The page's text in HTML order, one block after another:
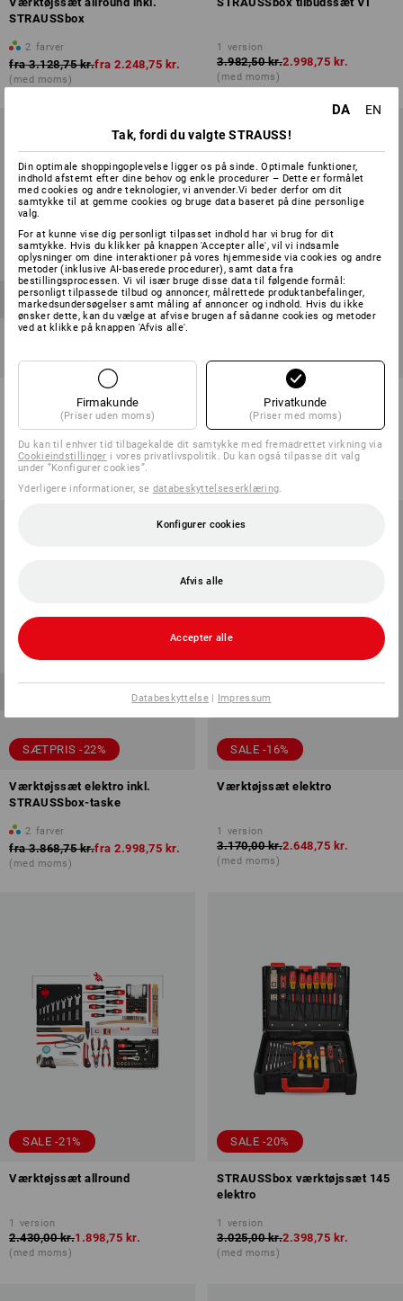
STRAUSSbox
2 farver
fra 3.128,75 kr.fra 2.248,75 kr.
(med moms)
1 version
3.982,50 kr.2.998,75 kr.
(med moms)
SÆTPRIS -20%
Værktøjssæt allround Profi
inkl. værktøjskuffert
udførelser
fra 4.625,00 kr.fra 3.698,75 kr.
(med moms)
SÆTPRIS -18%
Ratch-Tech-sæt, med
omskifter i STbox 145 midi+
1 version
fra 3.077,50 kr.fra 2.498,75 kr.
SÆTPRIS -22%
Værktøjssæt elektro inkl.
STRAUSSbox-taske
2 farver
fra 3.868,75 kr.fra 2.998,75 kr.
(med moms)
SALE -16%
Værktøjssæt elektro
1 version
3.170,00 kr.2.648,75 kr.
(med moms)
SALE -21%
Værktøjssæt allround
1 version
2.430,00 kr.1.898,75 kr.
(med moms)
SALE -20%
STRAUSSbox værktøjssæt 145
elektro
1 version
3.025,00 kr.2.398,75 kr.
(med moms)
DA
EN
Tak, fordi du valgte STRAUSS!
Din optimale shoppingoplevelse ligger os på sinde. Optimale funktioner,
indhold afstemt efter dine behov og enkle procedurer – Dette er formålet
med cookies og andre teknologier, vi anvender.Vi beder derfor om dit
samtykke til at gemme cookies og bruge data baseret på dine personlige
valg.
For at kunne vise dig personligt tilpasset indhold har vi brug for dit
samtykke. Hvis du klikker på knappen 'Accepter alle', vil vi indsamle
oplysninger om dine interaktioner på vores hjemmeside via cookies og andre
metoder (inklusive AI-baserede procedurer), samt data fra
bestillingsprocessen. Vi vil især bruge disse data til følgende formål:
personligt tilpassede tilbud og annoncer, målrettede produktanbefalinger,
markedsundersøgelser samt måling af annoncer og indhold. Hvis du ikke
ønsker dette, kan du vælge at afvise brugen af sådanne cookies og metoder
ved at klikke på knappen 'Afvis alle'.
Firmakunde
(Priser uden moms)
Privatkunde
(Priser med moms)
Du kan til enhver tid tilbagekalde dit samtykke med fremadrettet virkning via
Cookieindstillinger i vores privatlivspolitik. Du kan også tilpasse dit valg
under ”Konfigurer cookies”.
Yderligere informationer, se databeskyttelseserklæring
Konfigurer cookies
Afvis alle
Accepter alle
Databeskyttelse| Impressum